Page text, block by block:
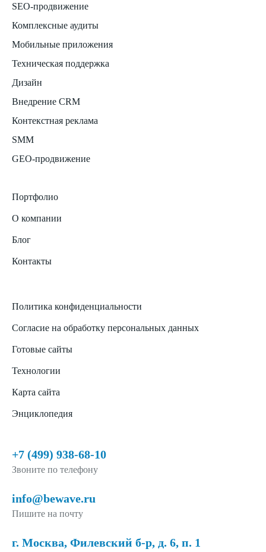
SEO-продвижение
Комплексные аудиты
Мобильные приложения
Техническая поддержка
Дизайн
Внедрение CRM
Контекстная реклама
SMM
GEO-продвижение
Портфолио
О компании
Блог
Контакты
Политика конфиденциальности
Согласие на обработку персональных данных
Готовые сайты
Технологии
Карта сайта
Энциклопедия
+7 (499) 938-68-10
Звоните по телефону
info@bewave.ru
Пишите на почту
г. Москва, Филевский б-р, д. 6, п. 1